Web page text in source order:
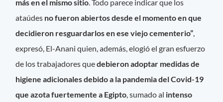
más en el mismo sitio . Todo parece indicar que los
ataúdes no fueron abiertos desde el momento en que
decidieron resguardarlos en ese viejo cementerio”
expresó, El-Anani quien, además, elogió el gran esfuerzo
de los trabajadores quedebieron adoptar medidas de
higiene adicionales debido a la pandemia del Covid-19
que azota fuertemente a Egipto , sumado al intenso